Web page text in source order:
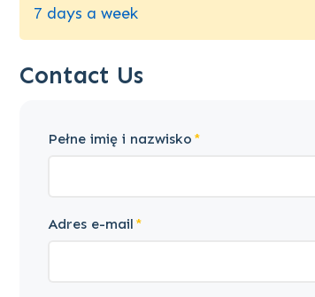
7 days a week
Contact Us
Pełne imię i nazwisko
Adres e-mail